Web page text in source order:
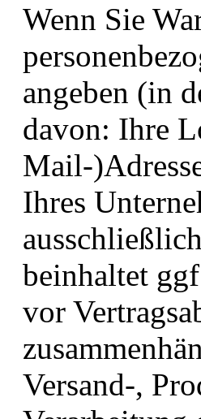
Wenn Sie
angeben (in
davon: Ihre
Mail-
Ihres
beinhaltet
vor
Versand-,